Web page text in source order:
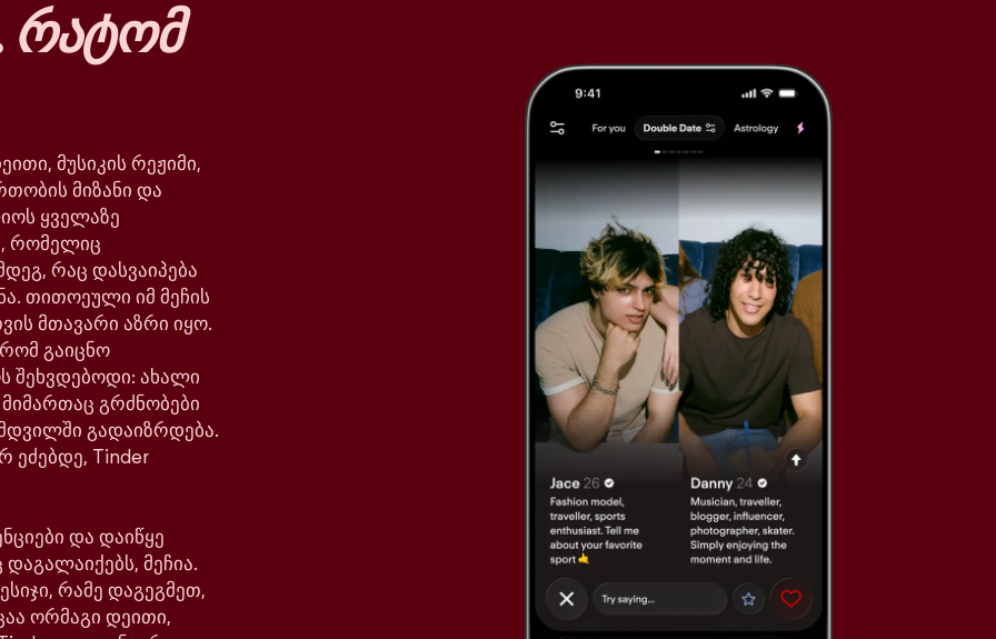
რატომ
მუსიკის რეჟიმი,
მიზანი და
ყველაზე
რომელიც
რაც დასვაიპება
თითოეული იმ მეჩის
მთავარი აზრი იყო.
გაიცნო
შეხვდებოდი: ახალი
გრძნობები
გადაიზრდება.
ეძებდე, Tinder
და დაიწყე
მეჩია.
რამე დაგეგმეთ,
ორმაგი დეითი,